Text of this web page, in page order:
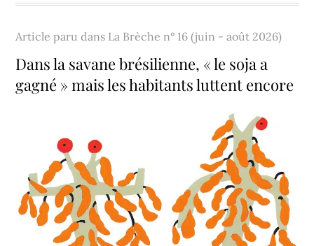
Article paru dans La Brèche n° 16 (juin - août 2026)
Dans la savane brésilienne, « le soja a
gagné » mais les habitants luttent encore